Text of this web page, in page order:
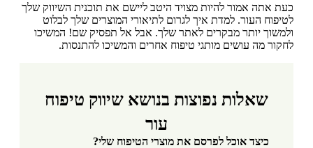
כעת אתה אמור להיות מצויד היטב ליישם את תוכנית השיווק שלך
לטיפוח העור. למדת איך לגרום לתיאורי המוצרים שלך לבלוט
ולמשוך יותר מבקרים לאתר שלך. אבל אל תפסיק שם! המשיכו
לחקור מה עושים מותגי טיפוח אחרים והמשיכו להתנסות.
שאלות נפוצות בנושא שיווק טיפוח
עור
כיצד אוכל לפרסם את מוצרי הטיפוח שלי?